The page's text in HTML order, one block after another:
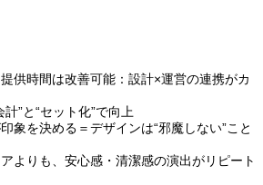
供時間は改善可能：設計×運営の連携がカ
”と“セット化”で向上
象を決める＝デザインは“邪魔しない”こと
よりも、安心感・清潔感の演出がリピート